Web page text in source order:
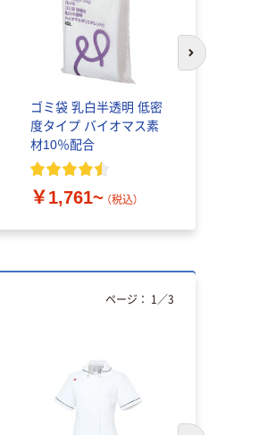
ゴミ袋 乳白半透明 低密
度タイプ バイオマス素
材10％配合
￥1,761~ （税込）
次のスライド
ページ： 1 ／3